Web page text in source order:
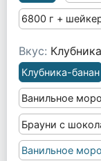
6800 г +
Вкус:
Клубника-банан
Ванильное
Брауни с
Ванильное